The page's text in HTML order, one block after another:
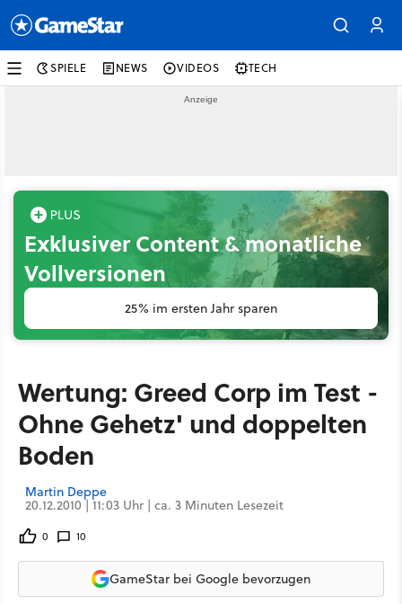
SPIELE NEWS VIDEOS TECH
Exklusiver Content & monatliche
Vollversionen
25% im ersten Jahr sparen
Wertung: Greed Corp im Test -
Ohne Gehetz' und doppelten
Boden
Martin Deppe
20.12.2010 | 11:03 Uhr | ca. 3 Minuten Lesezeit
0 10
GameStar bei Google bevorzugen